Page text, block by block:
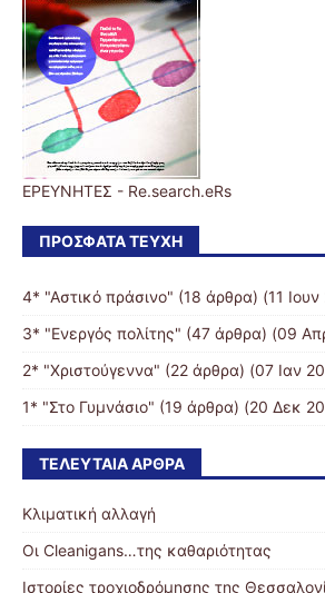
ΕΡΕΥΝΗΤΕΣ - Re.search.eRs
ΠΡΌΣΦΑΤΑ ΤΕΎΧΗ
4* "Αστικό πράσινο" (18 άρθρα) (11
3* "Ενεργός πολίτης" (47 άρθρα) (09
2* "Χριστούγεννα" (22 άρθρα) (07 Ιαν
1* "Στο Γυμνάσιο" (19 άρθρα) (20 Δεκ
ΤΕΛΕΥΤΑΊΑ ΆΡΘΡΑ
Κλιματική αλλαγή
Οι Cleanigans…της καθαριότητας
Ιστορίες τροχιοδρόμησης της